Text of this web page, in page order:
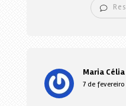
Maria Célia
7 de fevereiro